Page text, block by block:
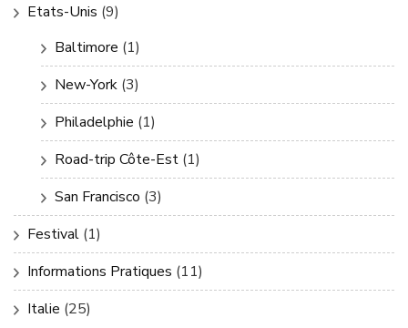
Etats-Unis (9)
Baltimore (1)
New-York (3)
Philadelphie (1)
Road-trip Côte-Est (1)
San Francisco (3)
Festival (1)
Informations Pratiques (11)
Italie (25)